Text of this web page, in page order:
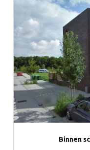
Binnen